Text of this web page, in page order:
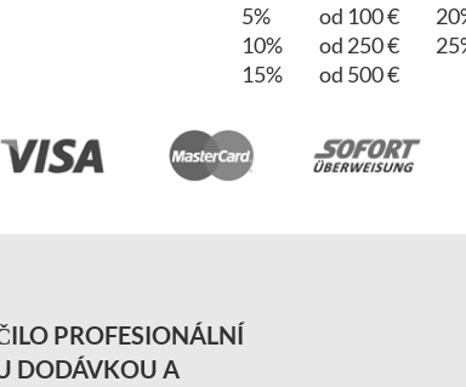
5%
od 100 €
10%
od 250 €
15%
od 500 €
PROFESIONÁLNÍ
DODÁVKOU A